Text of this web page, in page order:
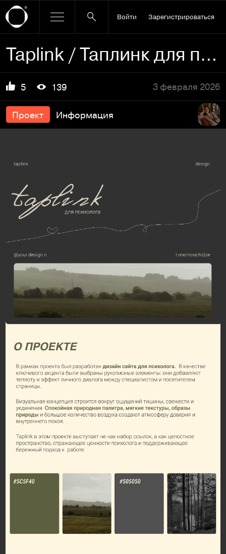
Войти Зарегистрироваться
Taplink / Таплинк для психолога
5 139 3 февраля 2026
Проект Информация